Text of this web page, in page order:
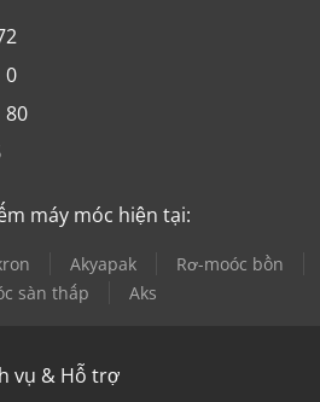
0
80
máy móc hiện tại:
Akyapak
Rơ-moóc bồn
sàn thấp
Aks
vụ & Hỗ trợ